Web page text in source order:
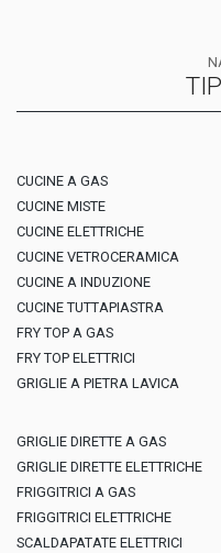
CUCINE A GAS
CUCINE MISTE
CUCINE ELETTRICHE
CUCINE VETROCERAMICA
CUCINE A INDUZIONE
CUCINE TUTTAPIASTRA
FRY TOP A GAS
FRY TOP ELETTRICI
GRIGLIE A PIETRA LAVICA
GRIGLIE DIRETTE A GAS
GRIGLIE DIRETTE ELETTRICHE
FRIGGITRICI A GAS
FRIGGITRICI ELETTRICHE
SCALDAPATATE ELETTRICI